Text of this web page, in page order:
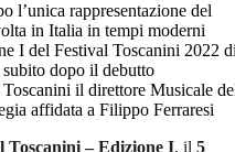
l’unica rappresentazione del
in Italia in tempi moderni
I del Festival Toscanini 2022
dopo il debutto
il direttore Musicale
affidata a Filippo Ferraresi
Toscanini – Edizione I, il 5